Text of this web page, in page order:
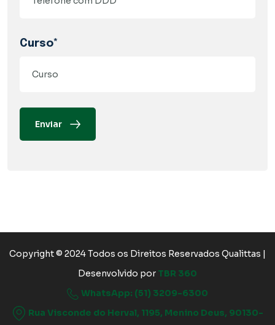
Curso*
Enviar
Copyright © 2024 Todos os Direitos Reservados Qualittas |
Desenvolvido por TBR 360
WhatsApp: (51) 3209-6300
Rua Visconde do Herval, 1195, Menino Deus, 90130-